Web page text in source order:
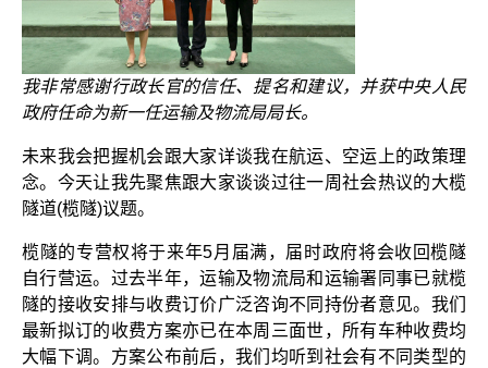
我非常感谢行政长官的信任、提名和建议，并获中央人民
政府任命为新一任运输及物流局局长。
未来我会把握机会跟大家详谈我在航运、空运上的政策理
念。今天让我先聚焦跟大家谈谈过往一周社会热议的大榄
隧道(榄隧)议题。
榄隧的专营权将于来年5月届满，届时政府将会收回榄隧
自行营运。过去半年，运输及物流局和运输署同事已就榄
隧的接收安排与收费订价广泛咨询不同持份者意见。我们
最新拟订的收费方案亦已在本周三面世，所有车种收费均
大幅下调。方案公布前后，我们均听到社会有不同类型的